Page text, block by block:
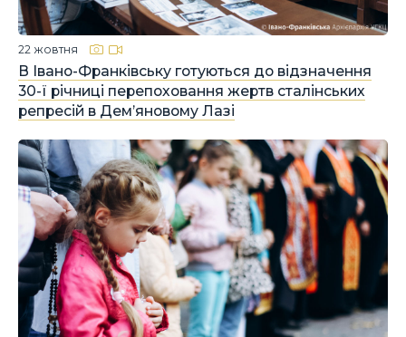
В Івано-Франківську готуються до відзначення
30-ї річниці перепоховання жертв сталінських
репресій в Дем’яновому Лазі
22 жовтня